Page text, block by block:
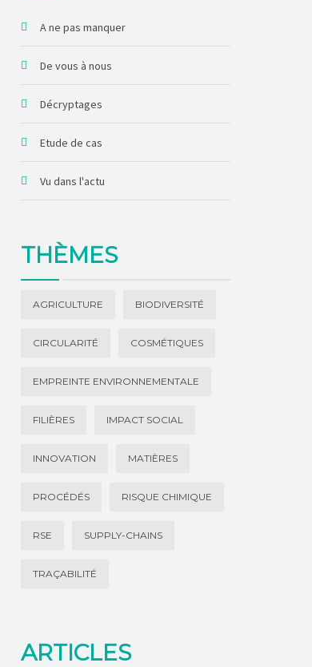
A ne pas manquer
De vous à nous
Décryptages
Etude de cas
Vu dans l'actu
THÈMES
AGRICULTURE BIODIVERSITÉ
CIRCULARITÉ COSMÉTIQUES
EMPREINTE ENVIRONNEMENTALE
FILIÈRES IMPACT SOCIAL
INNOVATION MATIÈRES
PROCÉDÉS RISQUE CHIMIQUE
RSE SUPPLY-CHAINS
TRAÇABILITÉ
ARTICLES